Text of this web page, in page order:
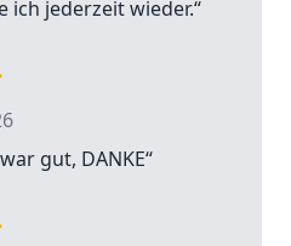
ich jederzeit wieder.“
gut, DANKE“